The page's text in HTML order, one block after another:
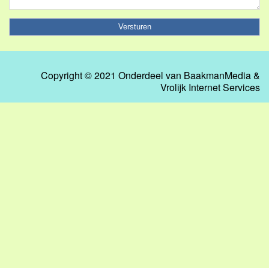
Copyright © 2021 Onderdeel van BaakmanMedia&
Vrolijk Internet Services